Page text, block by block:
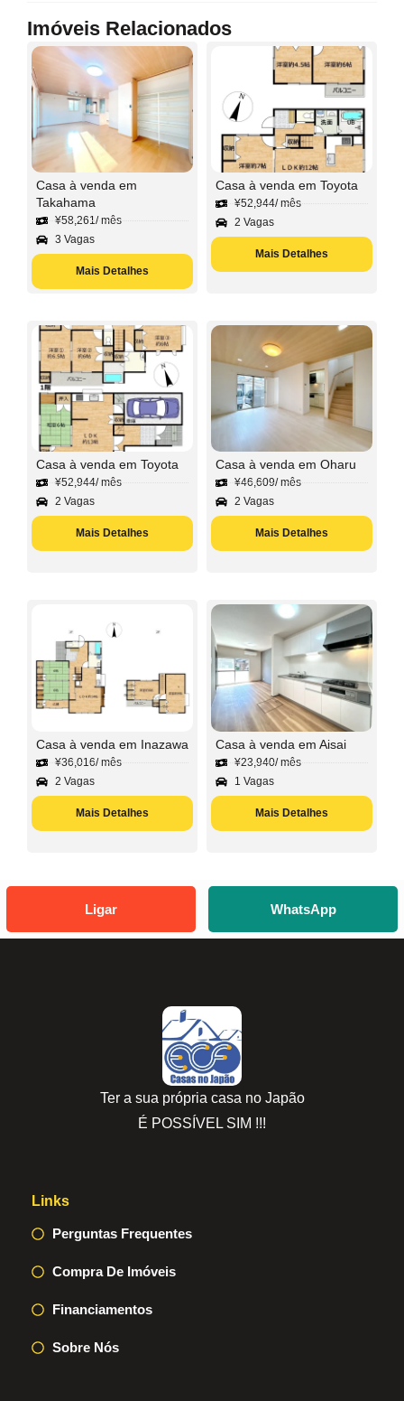
Imóveis Relacionados
Casa à venda em
Takahama
¥58,261/ mês
3 Vagas
Mais Detalhes
Casa à venda em Toyota
¥52,944/ mês
2 Vagas
Mais Detalhes
Casa à venda em Toyota
¥52,944/ mês
2 Vagas
Mais Detalhes
Casa à venda em Oharu
¥46,609/ mês
2 Vagas
Mais Detalhes
Casa à venda em Inazawa
¥36,016/ mês
2 Vagas
Mais Detalhes
Casa à venda em Aisai
¥23,940/ mês
1 Vagas
Mais Detalhes
Ligar WhatsApp
Ter a sua própria casa no Japão
É POSSÍVEL SIM !!!
Links
Perguntas Frequentes
Compra De Imóveis
Financiamentos
Sobre Nós